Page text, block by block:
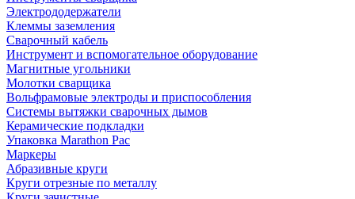
Электрододержатели
Клеммы заземления
Сварочный кабель
Инструмент и вспомогательное оборудование
Магнитные угольники
Молотки сварщика
Вольфрамовые электроды и приспособления
Системы вытяжки сварочных дымов
Керамические подкладки
Упаковка Marathon Pac
Маркеры
Абразивные круги
Круги отрезные по металлу